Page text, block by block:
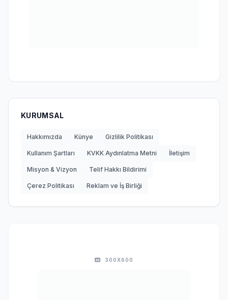
KURUMSAL
Hakkımızda Künye Gizlilik Politikası
Kullanım Şartları KVKK Aydınlatma Metni İletişim
Misyon & Vizyon Telif Hakkı Bildirimi
Çerez Politikası Reklam ve İş Birliği
300X600